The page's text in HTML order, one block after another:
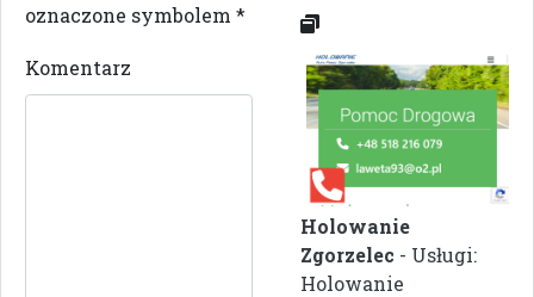
oznaczone symbolem *
Komentarz
Holowanie
Zgorzelec - Usługi:
Holowanie